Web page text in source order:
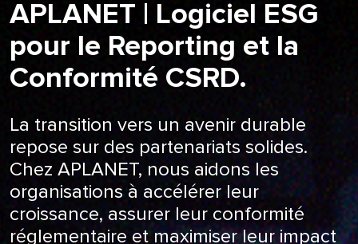
APLANET | Logiciel ESG
pour le Reporting et la
Conformité CSRD.
La transition vers un avenir durable
repose sur des partenariats solides.
Chez APLANET, nous aidons les
organisations à accélérer leur
croissance, assurer leur conformité
réglementaire et maximiser leur impact